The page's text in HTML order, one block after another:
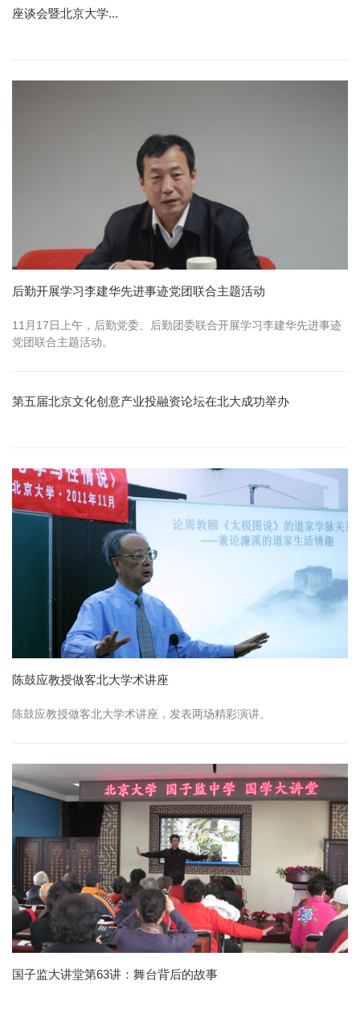
座谈会暨北京大学...
后勤开展学习李建华先进事迹党团联合主题活动
11月17日上午，后勤党委、后勤团委联合开展学习李建华先进事迹
党团联合主题活动。
第五届北京文化创意产业投融资论坛在北大成功举办
陈鼓应教授做客北大学术讲座
陈鼓应教授做客北大学术讲座，发表两场精彩演讲。
国子监大讲堂第63讲：舞台背后的故事